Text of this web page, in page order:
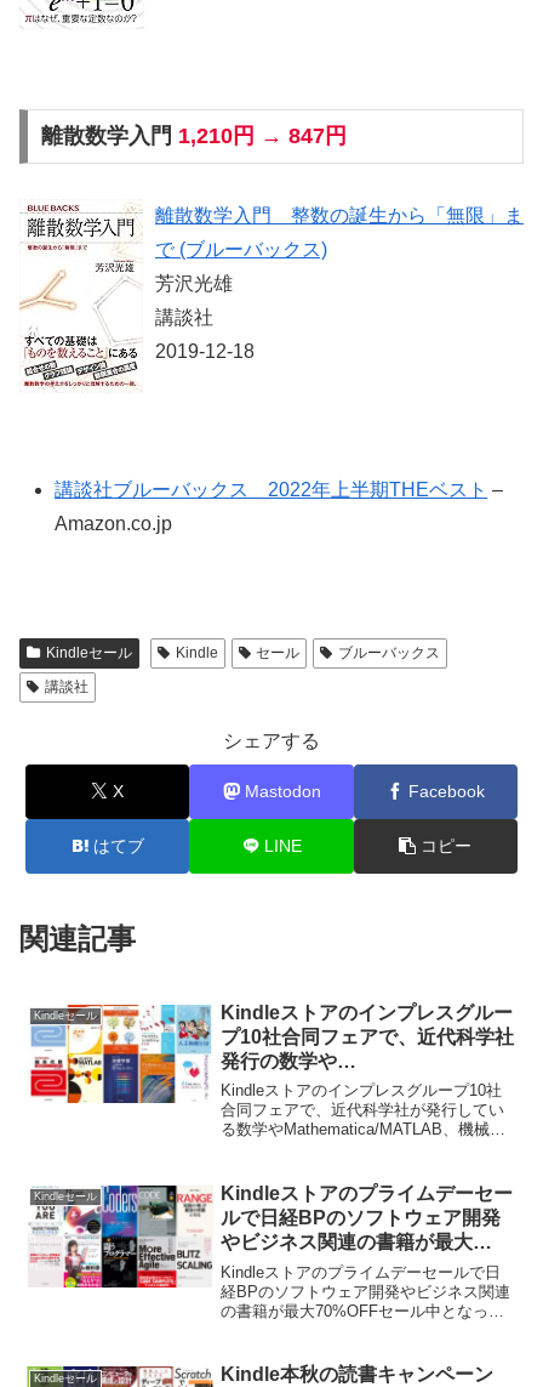
離散数学入門 1,210円 → 847円
離散数学入門 整数の誕生から「無限」ま
で (ブルーバックス)
芳沢光雄
講談社
2019-12-18
講談社ブルーバックス 2022年上半期THEベスト –
Amazon.co.jp
Kindleセール Kindle セール
ブルーバックス
講談社
シェアする
X Mastodon Facebook
はてブ LINE コピー
関連記事
Kindleセール
Kindleストアのインプレスグルー
プ10社合同フェアで、近代科学社
発行の数学や
Mathematica/MATLAB、機械学
習や言語処理関連の書籍が最大
50%OFFセール中。
Kindleストアのインプレスグループ10社
合同フェアで、近代科学社が発行してい
る数学やMathematica/MATLAB、機械学
ら。
Kindleセール
Kindleストアのプライムデーセー
ルで日経BPのソフトウェア開発
やビジネス関連の書籍が最大
70%OFFセール中。
Kindleストアのプライムデーセールで日
経BPのソフトウェア開発やビジネス関連
の書籍が最大70%OFFセール中となって
Kindleセール
Kindle本秋の読書キャンペーン